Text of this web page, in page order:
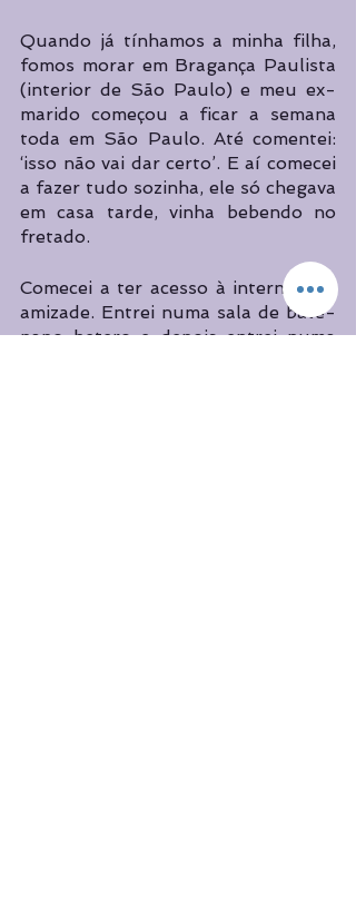
Quando já tínhamos a minha filha,
fomos morar em Bragança Paulista
(interior de São Paulo) e meu ex-
marido começou a ficar a semana
toda em São Paulo. Até comentei:
‘isso não vai dar certo’. E aí comecei
a fazer tudo sozinha, ele só chegava
em casa tarde, vinha bebendo no
fretado.
Comecei a ter acesso à internet, fiz
amizade. Entrei numa sala de bate-
papo hetero e depois entrei numa